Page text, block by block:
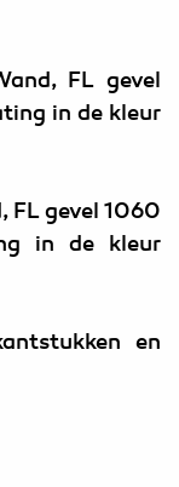
FL gevel
in de kleur
FL gevel 1060
in de kleur
en